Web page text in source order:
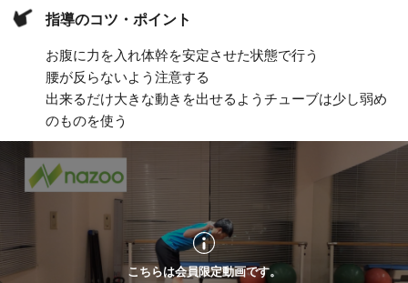
指導のコツ・ポイント
お腹に力を入れ体幹を安定させた状態で行う
腰が反らないよう注意する
出来るだけ大きな動きを出せるようチューブは少し弱め
のものを使う
こちらは会員限定動画です。